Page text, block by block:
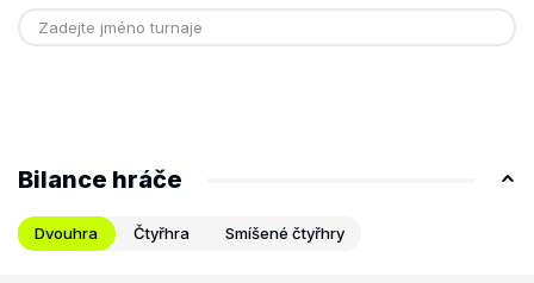
Bilance hráče
Dvouhra Čtyřhra Smíšené čtyřhry